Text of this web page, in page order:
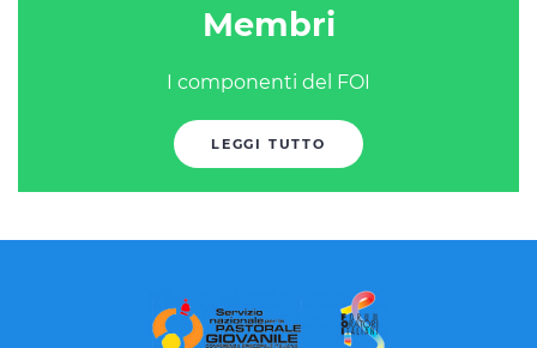
Membri
I componenti del FOI
LEGGI TUTTO